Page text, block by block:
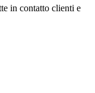
in contatto clienti e